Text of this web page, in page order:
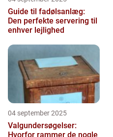
Guide til fadølsanlæg:
Den perfekte servering til
enhver lejlighed
04 september 2025
Valgundersøgelser:
Hvorfor rammer de nogle